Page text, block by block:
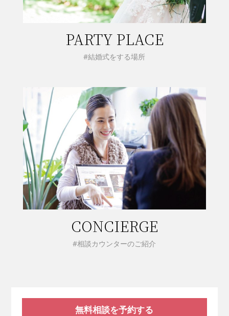
PARTY PLACE
#結婚式をする場所
CONCIERGE
#相談カウンターのご紹介
無料相談を予約する